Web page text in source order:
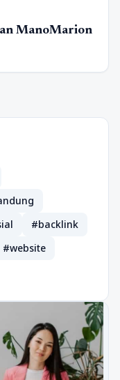
ManoMarion
#backlink
#website